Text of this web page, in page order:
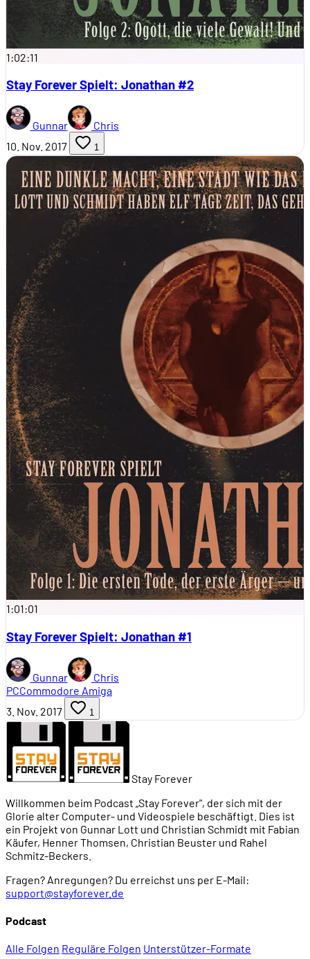
1:02:11
Stay Forever Spielt: Jonathan #2
Gunnar
Chris
10. Nov. 2017
1
1:01:01
Stay Forever Spielt: Jonathan #1
Gunnar
Chris
PCCommodore Amiga
3. Nov. 2017
1
Stay Forever
Willkommen beim Podcast „Stay Forever", der sich mit der
Glorie alter Computer- und Videospiele beschäftigt. Dies ist
ein Projekt von Gunnar Lott und Christian Schmidt mit Fabian
Käufer, Henner Thomsen, Christian Beuster und Rahel
Schmitz-Beckers.
Fragen? Anregungen? Du erreichst uns per E-Mail:
support@stayforever.de
Podcast
Alle Folgen Reguläre Folgen Unterstützer-Formate